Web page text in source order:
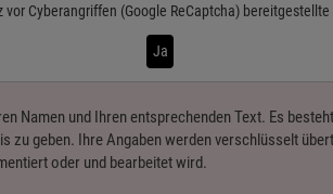
vor Cyberangriffen (Google ReCaptcha)
Ja
Namen und Ihren entsprechenden Text. Es
zu geben. Ihre Angaben werden verschlüsselt
oder und bearbeitet wird.